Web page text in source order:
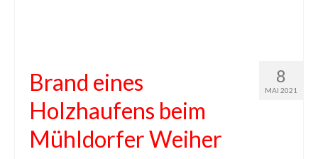
8
MAI 2021
Brand eines
Holzhaufens beim
Mühldorfer Weiher